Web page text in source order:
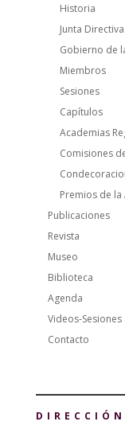
Historia
Junta Directiva
Gobierno de
Miembros
Sesiones
Capítulos
Academias
Comisiones
Premios de la
Publicaciones
Revista
Museo
Biblioteca
Agenda
Videos-Sesiones
Contacto
DIRECCIÓN